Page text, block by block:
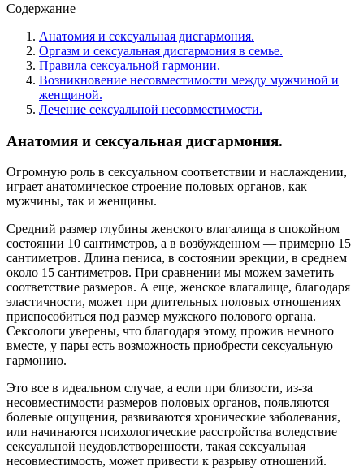
Содержание
Анатомия и сексуальная дисгармония.
Оргазм и сексуальная дисгармония в семье.
Правила сексуальной гармонии.
Возникновение несовместимости между мужчиной и
женщиной.
Лечение сексуальной несовместимости.
Анатомия и сексуальная дисгармония.
Огромную роль в сексуальном соответствии и наслаждении,
играет анатомическое строение половых органов, как
мужчины, так и женщины.
Средний размер глубины женского влагалища в спокойном
состоянии 10 сантиметров, а в возбужденном — примерно 15
сантиметров. Длина пениса, в состоянии эрекции, в среднем
около 15 сантиметров. При сравнении мы можем заметить
соответствие размеров. А еще, женское влагалище, благодаря
эластичности, может при длительных половых отношениях
приспособиться под размер мужского полового органа.
Сексологи уверены, что благодаря этому, прожив немного
вместе, у пары есть возможность приобрести сексуальную
гармонию.
Это все в идеальном случае, а если при близости, из-за
несовместимости размеров половых органов, появляются
болевые ощущения, развиваются хронические заболевания,
или начинаются психологические расстройства вследствие
сексуальной неудовлетворенности, такая сексуальная
несовместимость, может привести к разрыву отношений.